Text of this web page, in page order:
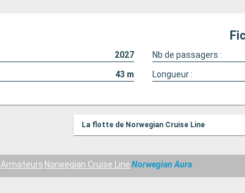
2027 Nb de passagers :
43 m Longueur :
La flotte de Norwegian Cruise Line
Armateurs Norwegian Cruise LineNorwegian Aura